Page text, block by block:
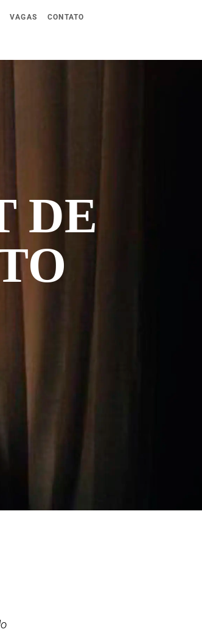
VAGAS CONTATO
DE